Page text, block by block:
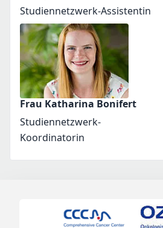
Studiennetzwerk-Assistentin
Frau Katharina Bonifert
Studiennetzwerk-
Koordinatorin